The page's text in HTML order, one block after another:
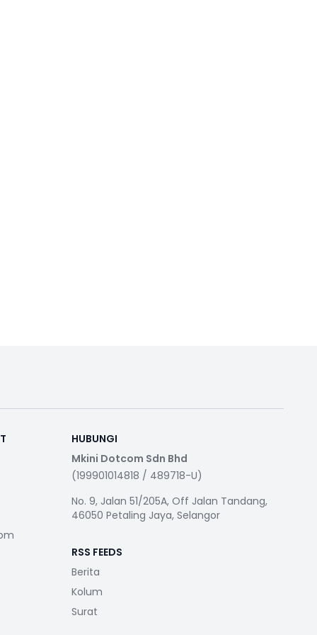
HUBUNGI
Mkini Dotcom Sdn Bhd
(199901014818 / 489718-U)
No. 9, Jalan 51/205A, Off Jalan Tandang,
46050 Petaling Jaya, Selangor
RSS FEEDS
Berita
Kolum
Surat